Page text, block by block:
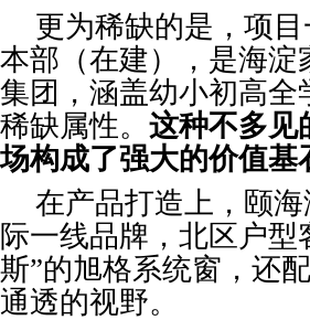
更为稀缺的是，项
本部（在建），是海
集团，涵盖幼小初高
稀缺属性。 这种不多见
场构成了强大的价值基
在产品打造上，颐
际一线品牌，北区户
斯”的旭格系统窗，还
通透的视野。